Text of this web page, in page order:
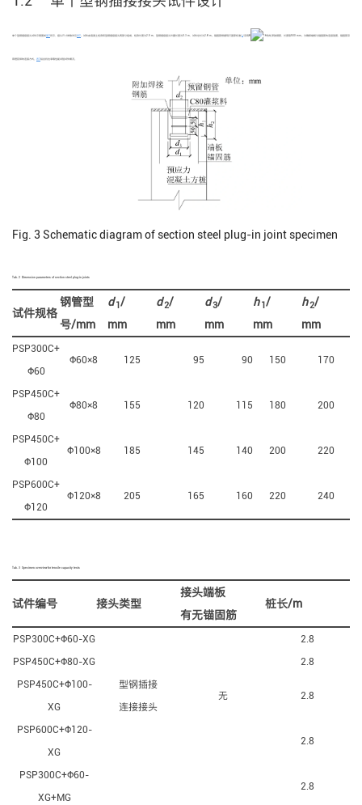
单个型钢插接接头试件示意图如 图3 所示，接头尺寸参数详见 表2 。试件由混凝土桩身和型钢插接接头两部分组成，桩身长度为2.5 m，型钢插接接头外露长度为0.3 m，试件总长为2.8 m。锚固筋根据现行国家标准 12 采用8 16热轧带肋钢筋，长度取500 mm。为确保端板与锚固筋的连接强度，锚固筋采
用埋弧焊的连接方式。 表3 给出抗拉承载性能试验试件概况。
Fig. 3 Schematic diagram of section steel plug-in joint specimen
Tab. 2 Dimension parameters of section steel plug-in joints
试件规格
钢管型
号/mm
d 1/
mm
d2/
mm
d3/
mm
h 1/
mm
h2/
mm
PSP300C+
Ф60
Ф60×8 125 95 90 150 170
PSP450C+
Ф80
Ф80×8 155 120 115 180 200
PSP450C+
Ф100
Ф100×8 185 145 140 200 220
PSP600C+
Ф120
Ф120×8 205 165 160 220 240
Tab. 3 Specimen overview for tensile capacity tests
试件编号 接头类型
接头端板
有无锚固筋
桩长/m
PSP300C+Ф60-XG
型钢插接
连接接头
无
2.8
PSP450C+Ф80-XG
2.8
PSP450C+Ф100-
XG
2.8
PSP600C+Ф120-
XG
2.8
PSP300C+Ф60-
XG+MG
2.8